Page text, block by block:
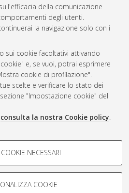
della comunicazione
degli utenti.
la navigazione solo con i
sui cookie facoltativi attivando
e, se vuoi, potrai esprimere
cookie di profilazione".
scelte e verificare lo stato dei
"Impostazione cookie" del
consulta la nostra Cookie policy.
-
per analizzare le caratteristiche della
profili in base al loro comportamento
NECESSARI
COOKIE
del documento: